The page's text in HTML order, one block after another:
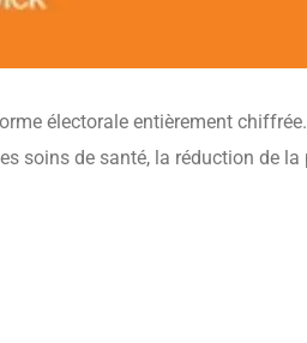
électorale entièrement
soins de santé, la réduction de